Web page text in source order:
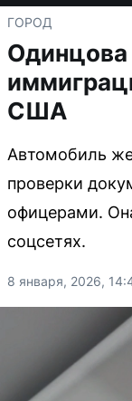
ГОРОД
Одинцова
США
Автомобиль
проверки
офицерами.
соцсетях.
8 января, 2026,